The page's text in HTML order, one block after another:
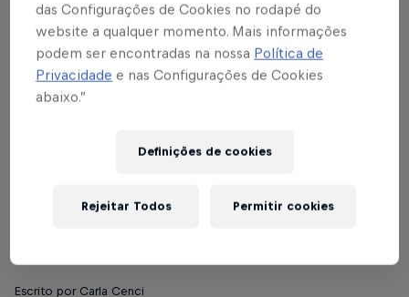
Bragantinas recebem
o Tarumã-AM na 2ª
rodada do Brasileiro
Feminino Sub-20
(11), às 15h, no Estádio Gabriel Marques da
Escrito por Carla Cenci
das Configurações de Cookies no rodapé do
website a qualquer momento. Mais informações
podem ser encontradas na nossa Política de
Privacidade e nas Configurações de Cookies
abaixo.”
Definições de cookies
Rejeitar Todos Permitir cookies